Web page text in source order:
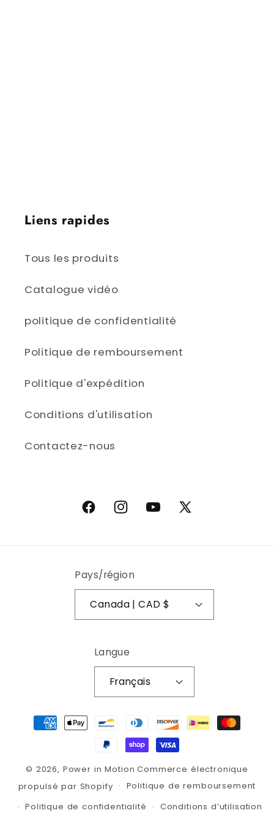
Liens rapides
Tous les produits
Catalogue vidéo
politique de confidentialité
Politique de remboursement
Politique d'expédition
Conditions d'utilisation
Contactez-nous
FacebookInstagramYouTubeX (Twitter)
Pays/région
Canada | CAD $
Langue
Français
Moyens de paiement
© 2026, Power in Motion Commerce électronique
propulsé par Shopify
Politique de remboursement
Politique de confidentialité
Conditions d’utilisation